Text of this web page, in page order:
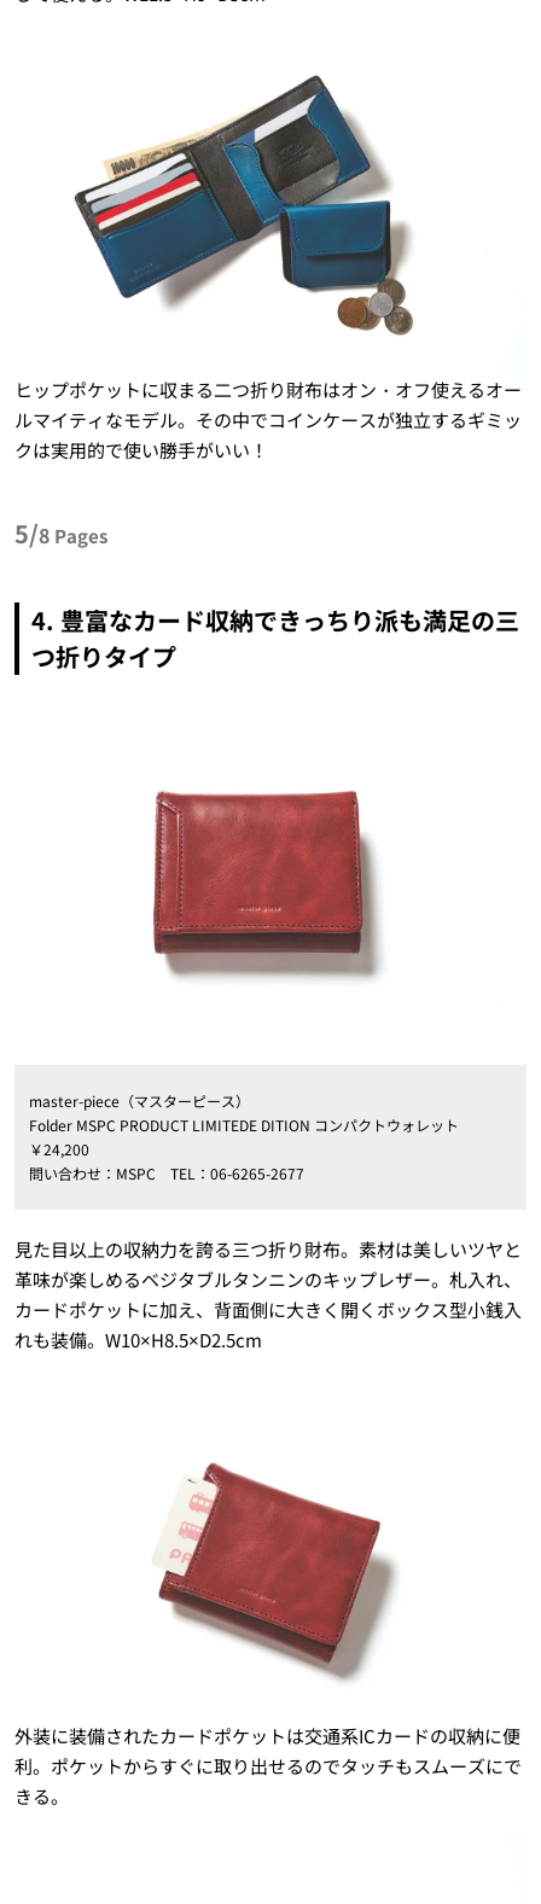
ヒップポケットに収まる二つ折り財布はオン・オフ使えるオー
ルマイティなモデル。その中でコインケースが独立するギミッ
クは実用的で使い勝手がいい！
5/8 Pages
4. 豊富なカード収納できっちり派も満足の三
つ折りタイプ
master-piece（マスターピース）
Folder MSPC PRODUCT LIMITEDE DITION コンパクトウォレット
￥24,200
問い合わせ：MSPC TEL：06-6265-2677
見た目以上の収納力を誇る三つ折り財布。素材は美しいツヤと
革味が楽しめるベジタブルタンニンのキップレザー。札入れ、
カードポケットに加え、背面側に大きく開くボックス型小銭入
れも装備。W10×H8.5×D2.5cm
外装に装備されたカードポケットは交通系ICカードの収納に便
利。ポケットからすぐに取り出せるのでタッチもスムーズにで
きる。